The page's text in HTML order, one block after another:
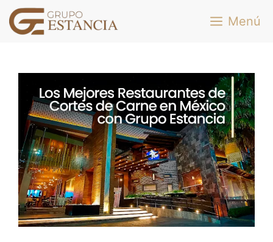
Saltar
contenido
Menú